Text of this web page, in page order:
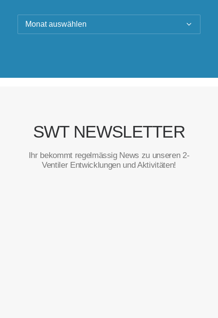
Archiv
SWT NEWSLETTER
Ihr bekommt regelmässig News zu unseren 2-
Ventiler Entwicklungen und Aktivitäten!